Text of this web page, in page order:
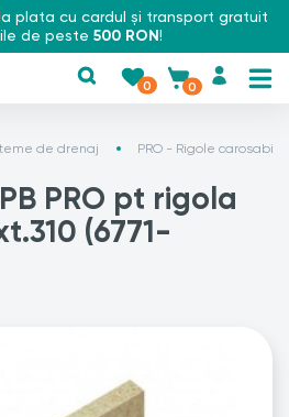
plata cu cardul și transport gratuit
de peste 500 RON!
0 0
de drenaj PRO - Rigole carosabile
PRO pt rigola
(6771-